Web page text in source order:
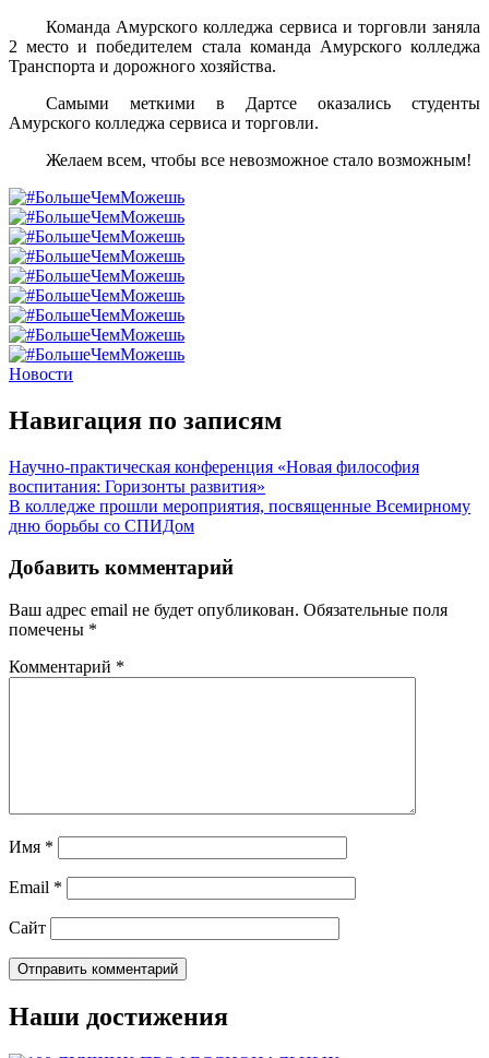
Команда Амурского колледжа сервиса и торговли заняла
2 место и победителем стала команда Амурского колледжа
Транспорта и дорожного хозяйства.
Самыми меткими в Дартсе оказались студенты
Амурского колледжа сервиса и торговли.
Желаем всем, чтобы все невозможное стало возможным!
Новости
Навигация по записям
Научно-практическая конференция «Новая философия
воспитания: Горизонты развития»
В колледже прошли мероприятия, посвященные Всемирному
дню борьбы со СПИДом
Добавить комментарий
Ваш адрес email не будет опубликован. Обязательные поля
помечены *
Комментарий *
Имя *
Email *
Сайт
Наши достижения